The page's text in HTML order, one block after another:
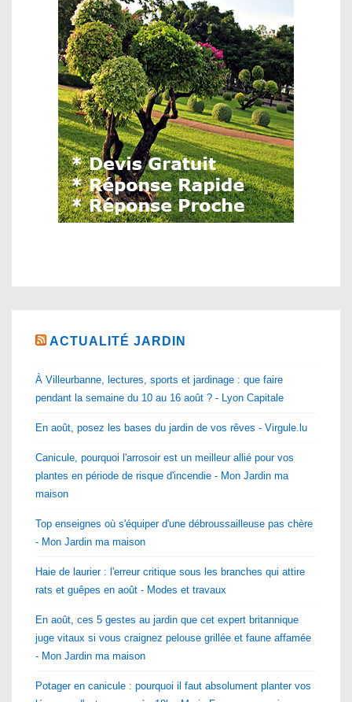
ACTUALITÉ JARDIN
À Villeurbanne, lectures, sports et jardinage : que faire
pendant la semaine du 10 au 16 août ? - Lyon Capitale
En août, posez les bases du jardin de vos rêves - Virgule.lu
Canicule, pourquoi l'arrosoir est un meilleur allié pour vos
plantes en période de risque d'incendie - Mon Jardin ma
maison
Top enseignes où s'équiper d'une débroussailleuse pas chère
- Mon Jardin ma maison
Haie de laurier : l'erreur critique sous les branches qui attire
rats et guêpes en août - Modes et travaux
En août, ces 5 gestes au jardin que cet expert britannique
juge vitaux si vous craignez pelouse grillée et faune affamée
- Mon Jardin ma maison
Potager en canicule : pourquoi il faut absolument planter vos